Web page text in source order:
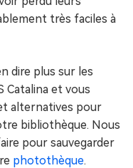
très faciles à
dire plus sur les
Catalina et vous
alternatives pour
bibliothèque. Nous
pour sauvegarder
photothèque.